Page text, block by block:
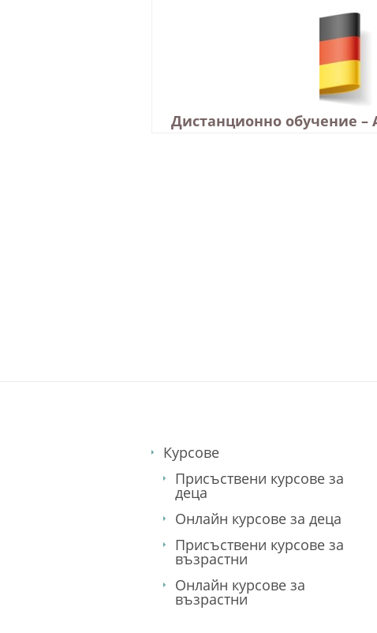
Дистанционно обучение –
Курсове
Присъствени курсове за
деца
Онлайн курсове за деца
Присъствени курсове за
възрастни
Онлайн курсове за
възрастни